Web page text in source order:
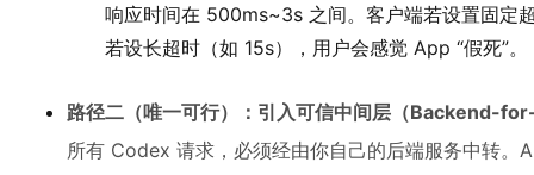
响应时间在 500ms~3s 之间。客户端若设置固定
若设长超时（如 15s），用户会感觉 App “假死”。
路径二（唯一可行）：引入可信中间层（Backend-
所有 Codex 请求，必须经由你自己的后端服务中转。